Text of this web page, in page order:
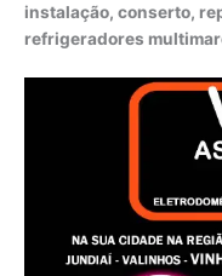
instalação, conserto,
refrigeradores